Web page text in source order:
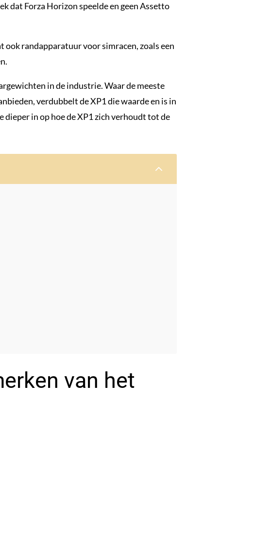
dat Forza Horizon speelde en geen Assetto
randapparatuur voor simracen, zoals een
in de industrie. Waar de meeste
verdubbelt de XP1 die waarde en is in
in op hoe de XP1 zich verhoudt tot de
2
van het